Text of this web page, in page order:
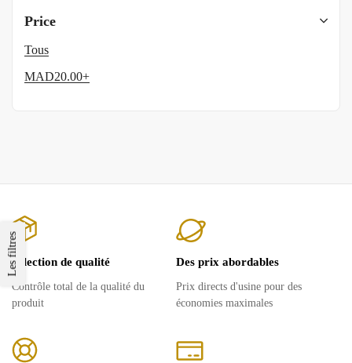
Price
Tous
MAD20.00+
Les filtresSélection de qualité
Contrôle total de la qualité du
produit
Des prix abordables
Prix ​​directs d'usine pour des
économies maximales